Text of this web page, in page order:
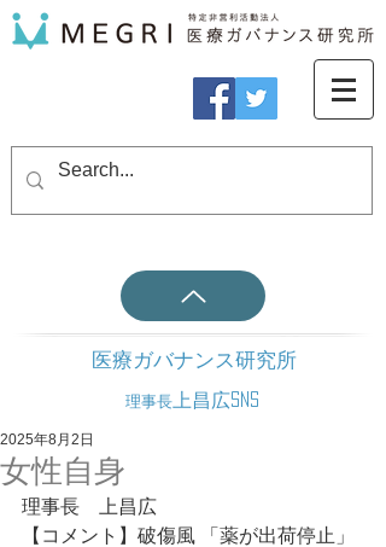
医療ガバナンス研究所
理事長 上昌広SNS
女性自身
2025年8月2日
理事長　上昌広
【コメント】破傷風 「薬が出荷停止」